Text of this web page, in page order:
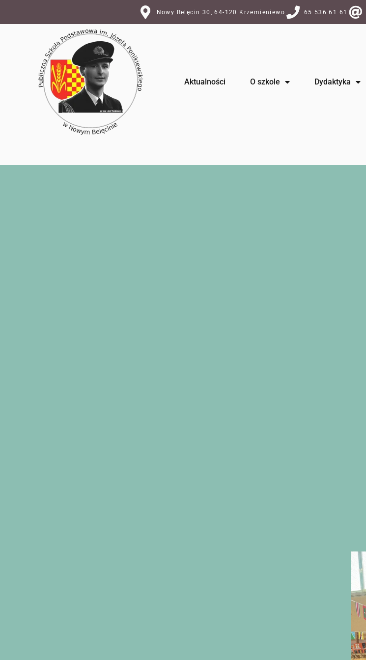
Nowy Belęcin 30, 64-120 Krzemieniewo 65 536 61 61
Aktualności O szkole Dydaktyka